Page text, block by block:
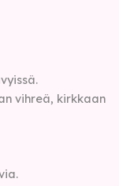
vihreä, kirkkaan